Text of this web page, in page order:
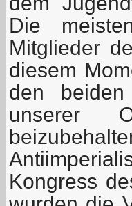
Die
Mitglieder
diesem
den
unserer
Kongress